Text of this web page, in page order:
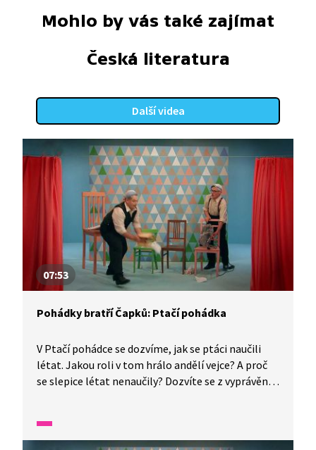
Mohlo by vás také zajímat
Česká literatura
Další videa
07:53
Pohádky bratří Čapků: Ptačí pohádka
V Ptačí pohádce se dozvíme, jak se ptáci naučili
létat. Jakou roli v tom hrálo andělí vejce? A proč
se slepice létat nenaučily? Dozvíte se z vyprávění